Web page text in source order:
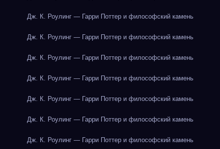
Дж. К. Роулинг — Гарри Поттер и философский камень
Дж. К. Роулинг — Гарри Поттер и философский камень
Дж. К. Роулинг — Гарри Поттер и философский камень
Дж. К. Роулинг — Гарри Поттер и философский камень
Дж. К. Роулинг — Гарри Поттер и философский камень
Дж. К. Роулинг — Гарри Поттер и философский камень
Дж. К. Роулинг — Гарри Поттер и философский камень